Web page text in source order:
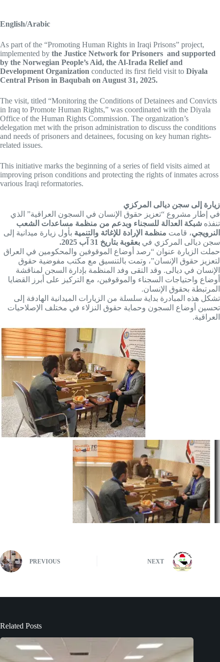
English/Arabic
As part of the “Promoting Human Rights in Iraqi Prisons” project,
implemented by the Justice Network for Prisoners and supported
by the Norwegian People’s Aid, the Al-Irada Relief and
Development Organization conducted its first field visit to Diyala
Central Prison in Baqubah on August 31, 2025.
The visit, titled “Monitoring the Conditions of Detainees and Convicts
in Iraq to Promote Human Rights,” was coordinated with the Diyala
Office of the Human Rights Commission. The organization’s
delegation met with the prison administration to discuss the conditions
and needs of prisoners and detainees, focusing on key human rights-
related issues.
This initiative marks the beginning of a series of field visits aimed at
improving prison conditions and protecting the rights of inmates across
various Iraqi reformatories.
زيارة إلى سجن ديالى المركزي
في إطار مشروع “تعزيز حقوق الإنسان في السجون العراقية” الذي
تنفذه شبكة العدالة للسجناء وبدعم من منظمة مساعدات الشعب
النرويجي، قامت منظمة الإرادة للإغاثة والتنمية بأول زيارة ميدانية إلى
سجن ديالى المركزي في بعقوبة بتاريخ 31 آب 2025.
حملت الزيارة عنوان “رصد أوضاع الموقوفين والمحكومين في العراق
لتعزيز حقوق الإنسان”، وتمت بالتنسيق مع مكتب مفوضية حقوق
الإنسان في ديالى. وقد التقى وفد المنظمة بإدارة السجن لمناقشة
أوضاع واحتياجات السجناء والموقوفين، مع التركيز على أبرز القضايا
المرتبطة بحقوق الإنسان.
تشكل هذه المبادرة بداية سلسلة من الزيارات الميدانية الهادفة إلى
تحسين أوضاع السجون وحماية حقوق النزلاء في مختلف الإصلاحيات
العراقية.
PREVIOUS NEXT
Related Posts